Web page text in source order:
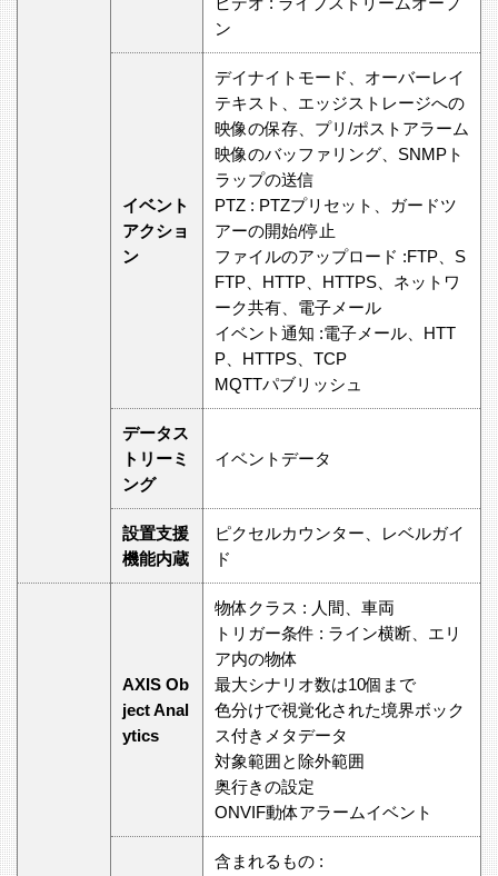
ン
イベント
アクショ
ン
デイナイトモード、オーバーレイ
テキスト、エッジストレージへの
映像の保存、プリ/ポストアラーム
映像のバッファリング、SNMPト
ラップの送信
PTZ : PTZプリセット、ガードツ
アーの開始/停止
ファイルのアップロード :FTP、S
FTP、HTTP、HTTPS、ネットワ
ーク共有、電子メール
イベント通知 :電子メール、HTT
P、HTTPS、TCP
MQTTパブリッシュ
データス
トリーミ
ング
イベントデータ
設置支援
機能内蔵
ピクセルカウンター、レベルガイ
ド
AXIS Ob
ject Anal
ytics
物体クラス : 人間、車両
トリガー条件 : ライン横断、エリ
ア内の物体
最大シナリオ数は10個まで
色分けで視覚化された境界ボック
ス付きメタデータ
対象範囲と除外範囲
奥行きの設定
ONVIF動体アラームイベント
含まれるもの :